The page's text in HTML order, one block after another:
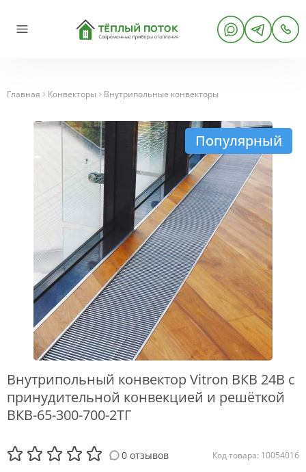
Главная Конвекторы Внутрипольные конвекторы
Популярный
Внутрипольный конвектор Vitron ВКВ 24В с
принудительной конвекцией и решёткой
ВКВ-65-300-700-2ТГ
0 отзывов Код товара: 10054016